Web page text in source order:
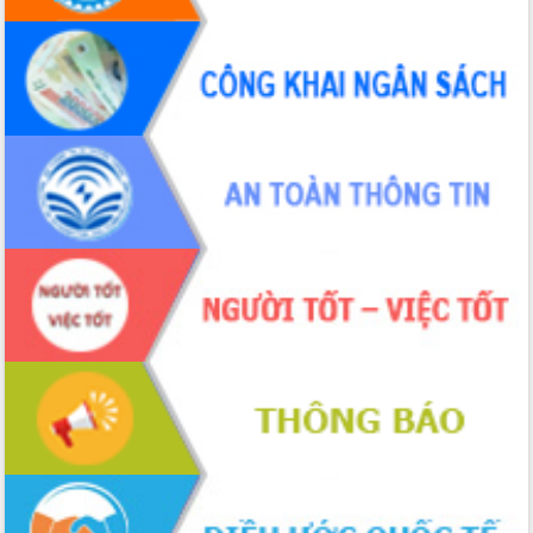
Hội thảo khoa học “Giải pháp thúc đẩy
phát triển nền kinh tế xanh tại tỉnh
Đắk Lắk”
Tăng cường giám sát, đôn đốc thực
hiện nhiệm vụ quản lý tài sản công
hàng tuần
Tháo gỡ những vướng mắc, đẩy mạnh
công tác cải cách thủ tục hành chính
tại Trung tâm Phục vụ hành chính
công tỉnh
Đắk Lắk: Tôn vinh 46 giải pháp tại Hội
thi Sáng tạo Kỹ thuật 2024 - 2025
Đắk Lắk rà soát, điều chỉnh Đề án 190
về phát triển nuôi trồng thủy sản
Phó Chủ tịch UBND tỉnh Đắk Lắk
Trương Công Thái kiểm tra thực địa
Dự án cao tốc Khánh Hòa - Buôn Ma
Thuột
Định vị cà phê Việt Nam như một “di
sản sống” trong dòng chảy toàn cầu